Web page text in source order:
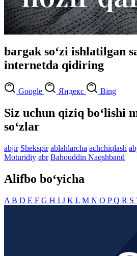
bargak so‘zi ishlatilgan
internetda qidiring
Google Яндекс Bing
Siz uchun qiziq bo‘lishi
so‘zlar
abjir Shekspir ablahlarcha achchiqlash
Moturidiy abr Bahouddin Naqshband
Alifbo bo‘yicha
A B D E F G H I J K L M N O PQ R S